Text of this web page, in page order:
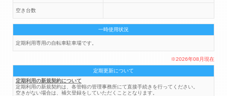
空き台数
一時使用状況
定期利用専用の自転車駐車場です。
※2026年08月現在
定期更新について
定期利用の新規契約について
定期利用の新規契約は、各管轄の管理事務所にて直接手続きを行ってください。
空きがない場合は、補欠登録をしていただくこととなります。